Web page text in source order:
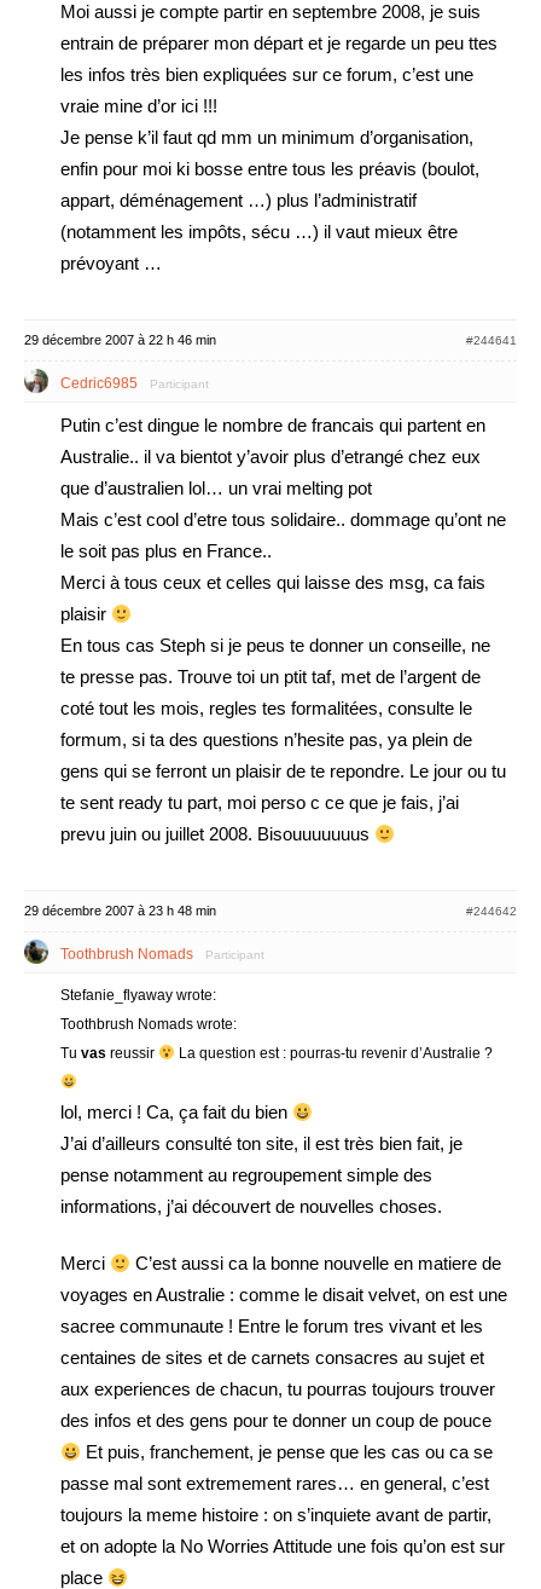
Moi aussi je compte partir en septembre 2008, je suis
entrain de préparer mon départ et je regarde un peu ttes
les infos très bien expliquées sur ce forum, c’est une
vraie mine d’or ici !!!
Je pense k’il faut qd mm un minimum d’organisation,
enfin pour moi ki bosse entre tous les préavis (boulot,
appart, déménagement …) plus l’administratif
(notamment les impôts, sécu …) il vaut mieux être
prévoyant …
29 décembre 2007 à 22 h 46 min #244641
Cedric6985 Participant
Putin c’est dingue le nombre de francais qui partent en
Australie.. il va bientot y’avoir plus d’etrangé chez eux
que d’australien lol… un vrai melting pot
Mais c’est cool d’etre tous solidaire.. dommage qu’ont ne
le soit pas plus en France..
Merci à tous ceux et celles qui laisse des msg, ca fais
plaisir
En tous cas Steph si je peus te donner un conseille, ne
te presse pas. Trouve toi un ptit taf, met de l’argent de
coté tout les mois, regles tes formalitées, consulte le
formum, si ta des questions n’hesite pas, ya plein de
gens qui se ferront un plaisir de te repondre. Le jour ou tu
te sent ready tu part, moi perso c ce que je fais, j’ai
prevu juin ou juillet 2008. Bisouuuuuuus
29 décembre 2007 à 23 h 48 min #244642
Toothbrush Nomads Participant
Stefanie_flyaway wrote:
Toothbrush Nomads wrote:
Tu vas reussir La question est : pourras-tu revenir d’Australie ?
lol, merci ! Ca, ça fait du bien
J’ai d’ailleurs consulté ton site, il est très bien fait, je
pense notamment au regroupement simple des
informations, j’ai découvert de nouvelles choses.
Merci
C’est aussi ca la bonne nouvelle en matiere de
voyages en Australie : comme le disait velvet, on est une
sacree communaute ! Entre le forum tres vivant et les
centaines de sites et de carnets consacres au sujet et
aux experiences de chacun, tu pourras toujours trouver
des infos et des gens pour te donner un coup de pouce
Et puis, franchement, je pense que les cas ou ca se
passe mal sont extremement rares… en general, c’est
toujours la meme histoire : on s’inquiete avant de partir,
et on adopte la No Worries Attitude une fois qu’on est sur
place